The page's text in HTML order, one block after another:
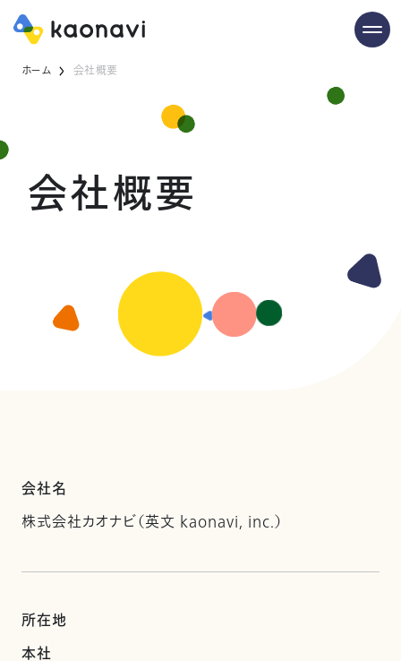
ホーム 会社概要
会社概要
会社名
株式会社カオナビ（英文 kaonavi, inc.）
所在地
本社